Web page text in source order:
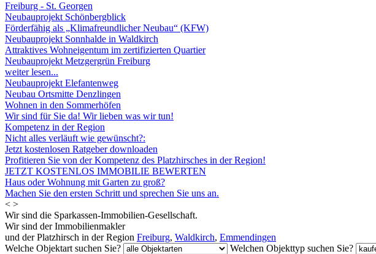
Freiburg - St. Georgen
Neubauprojekt Schönbergblick
Förderfähig als „Klimafreundlicher Neubau“ (KFW)
Neubauprojekt Sonnhalde in Waldkirch
Attraktives Wohneigentum im zertifizierten Quartier
Neubauprojekt Metzgergrün Freiburg
weiter lesen...
Neubauprojekt Elefantenweg
Neubau Ortsmitte Denzlingen
Wohnen in den Sommerhöfen
Wir sind für Sie da! Wir lieben was wir tun!
Kompetenz in der Region
Nicht alles verläuft wie gewünscht?:
Jetzt kostenlosen Ratgeber downloaden
Profitieren Sie von der Kompetenz des Platzhirsches in der Region!
JETZT KOSTENLOS IMMOBILIE BEWERTEN
Haus oder Wohnung mit Garten zu groß?
Machen Sie den ersten Schritt und sprechen Sie uns an.
< >
Wir sind die Sparkassen-Immobilien-Gesellschaft.
Wir sind der Immobilienmakler
und der Platzhirsch in der Region Freiburg, Waldkirch, Emmendingen
Welche Objektart suchen Sie?
Welchen Objekttyp suchen Sie?